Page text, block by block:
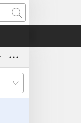
Ujarniakkat
allaguk